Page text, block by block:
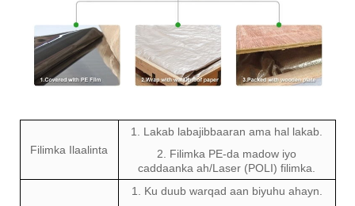
Filimka Ilaalinta
1. Lakab labajibbaaran ama hal lakab.
2. Filimka PE-da madow iyo
caddaanka ah/Laser (POLI) filimka.
1. Ku duub warqad aan biyuhu ahayn.